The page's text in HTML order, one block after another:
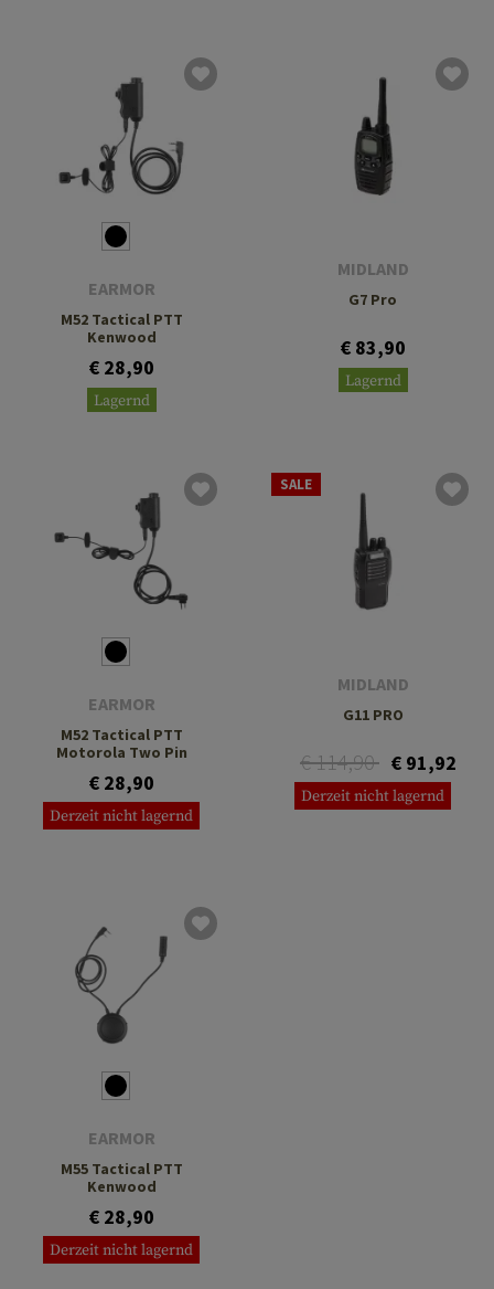
EARMOR
M52 Tactical PTT
Kenwood
€ 28,90
Lagernd
MIDLAND
G7 Pro
€ 83,90
Lagernd
EARMOR
M52 Tactical PTT
Motorola Two Pin
€ 28,90
Derzeit nicht lagernd
SALE
MIDLAND
G11 PRO
€ 114,90 € 91,92
Derzeit nicht lagernd
EARMOR
M55 Tactical PTT
Kenwood
€ 28,90
Derzeit nicht lagernd